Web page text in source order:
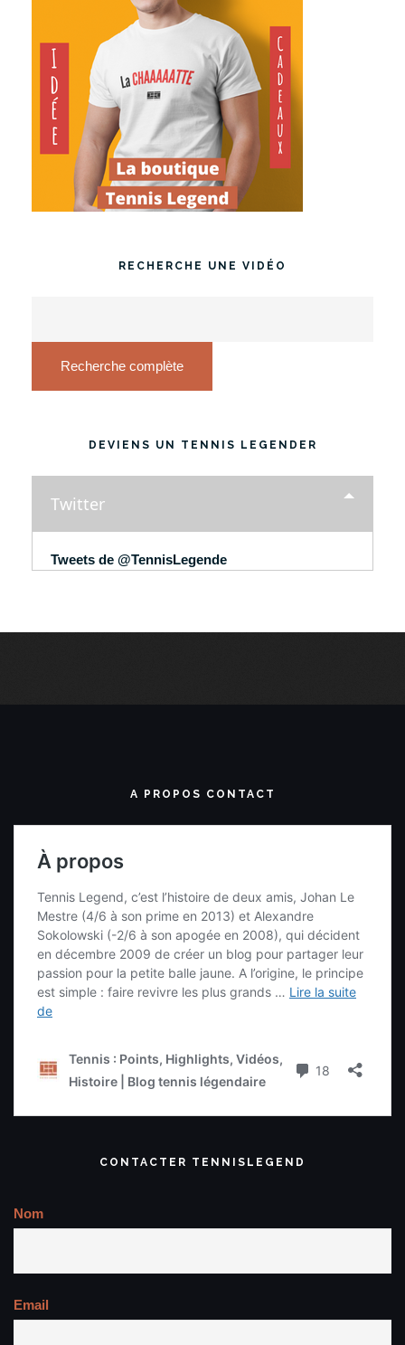
RECHERCHE UNE VIDÉO
Recherche complète
DEVIENS UN TENNIS LEGENDER
Twitter
Tweets de @TennisLegende
A PROPOS CONTACT
CONTACTER TENNISLEGEND
Nom
Email